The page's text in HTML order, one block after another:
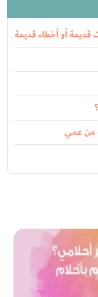
أو أخطاء قديمة
من عمي